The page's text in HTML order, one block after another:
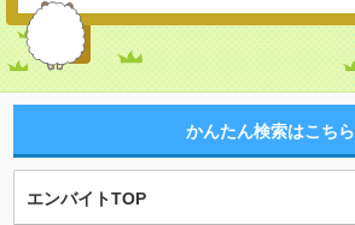
かんたん検索はこちら
エンバイトTOP